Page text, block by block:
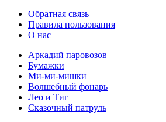
Обратная связь
Правила пользования
О нас
Аркадий паровозов
Бумажки
Ми-ми-мишки
Волшебный фонарь
Лео и Тиг
Сказочный патруль